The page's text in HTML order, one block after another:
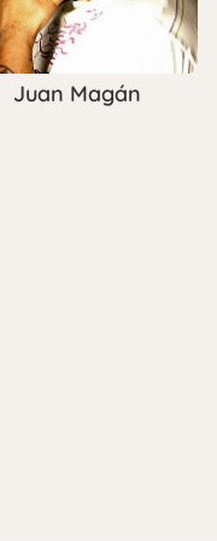
Juan Magán